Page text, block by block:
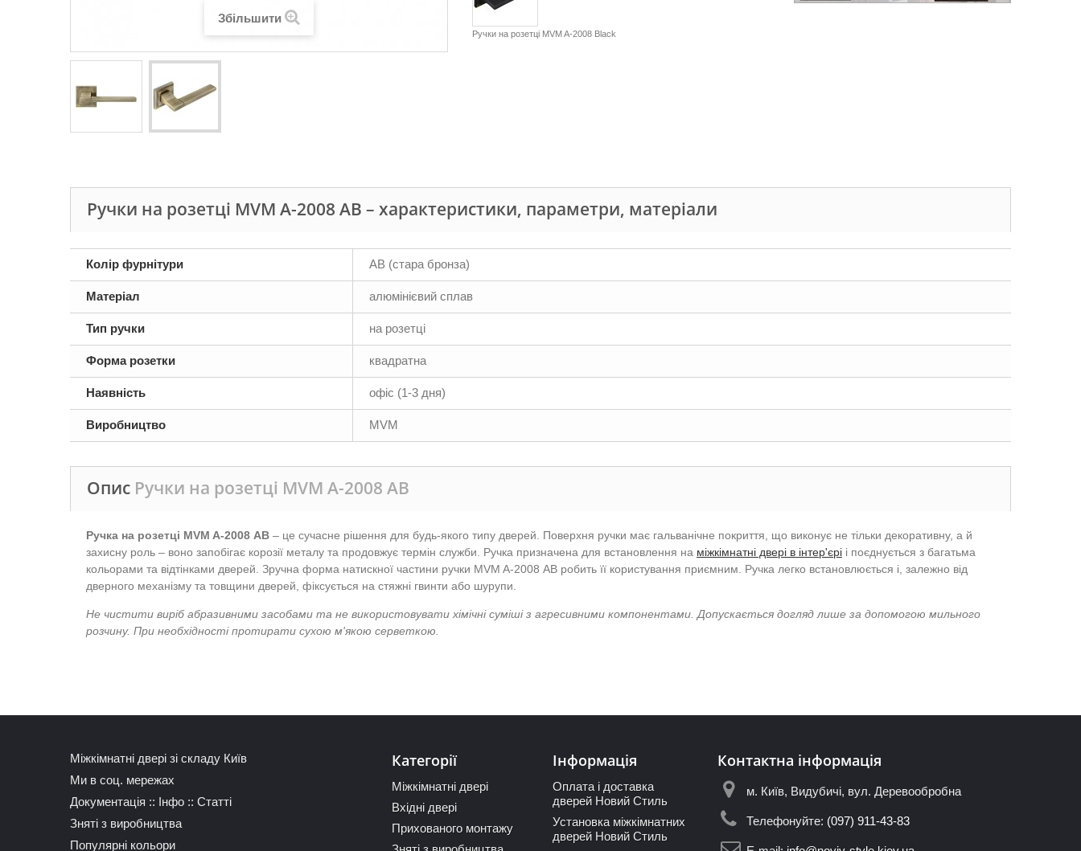
Збільшити
Ручки на розетці MVM A-2008 Black
Ручки на розетці MVM A-2008 АВ – характеристики, параметри, матеріали
Колір фурнітури AB (стара бронза)
Матеріал алюмінієвий сплав
Тип ручки на розетці
Форма розетки квадратна
Наявність офіс (1-3 дня)
Виробництво MVM
Опис Ручки на розетці MVM A-2008 АВ
Ручка на розетці MVM A-2008 АВ – це сучасне рішення для будь-якого типу дверей. Поверхня ручки має гальванічне покриття, що виконує не тільки декоративну, а й
захисну роль – воно запобігає корозії металу та продовжує термін служби. Ручка призначена для встановлення на міжкімнатні двері в інтер'єрі і поєднується з багатьма
кольорами та відтінками дверей. Зручна форма натискної частини ручки MVM A-2008 АВ робить її користування приємним. Ручка легко встановлюється і, залежно від
дверного механізму та товщини дверей, фіксується на стяжні гвинти або шурупи.
Не чистити виріб абразивними засобами та не використовувати хімічні суміші з агресивними компонентами. Допускається догляд лише за допомогою мильного
розчину. При необхідності протирати сухою м'якою серветкою.
Міжкімнатні двері зі складу Київ
Ми в соц. мережах
Документація :: Інфо :: Статті
Зняті з виробництва
Популярні кольори
Категорії
Міжкімнатні двері
Вхідні двері
Прихованого монтажу
Інформація
Оплата і доставка
дверей Новий Стиль
Установка міжкімнатних
дверей Новий Стиль
Контактна інформація
м. Київ, Видубичі, вул. Деревообробна
Телефонуйте: (097) 911-43-83